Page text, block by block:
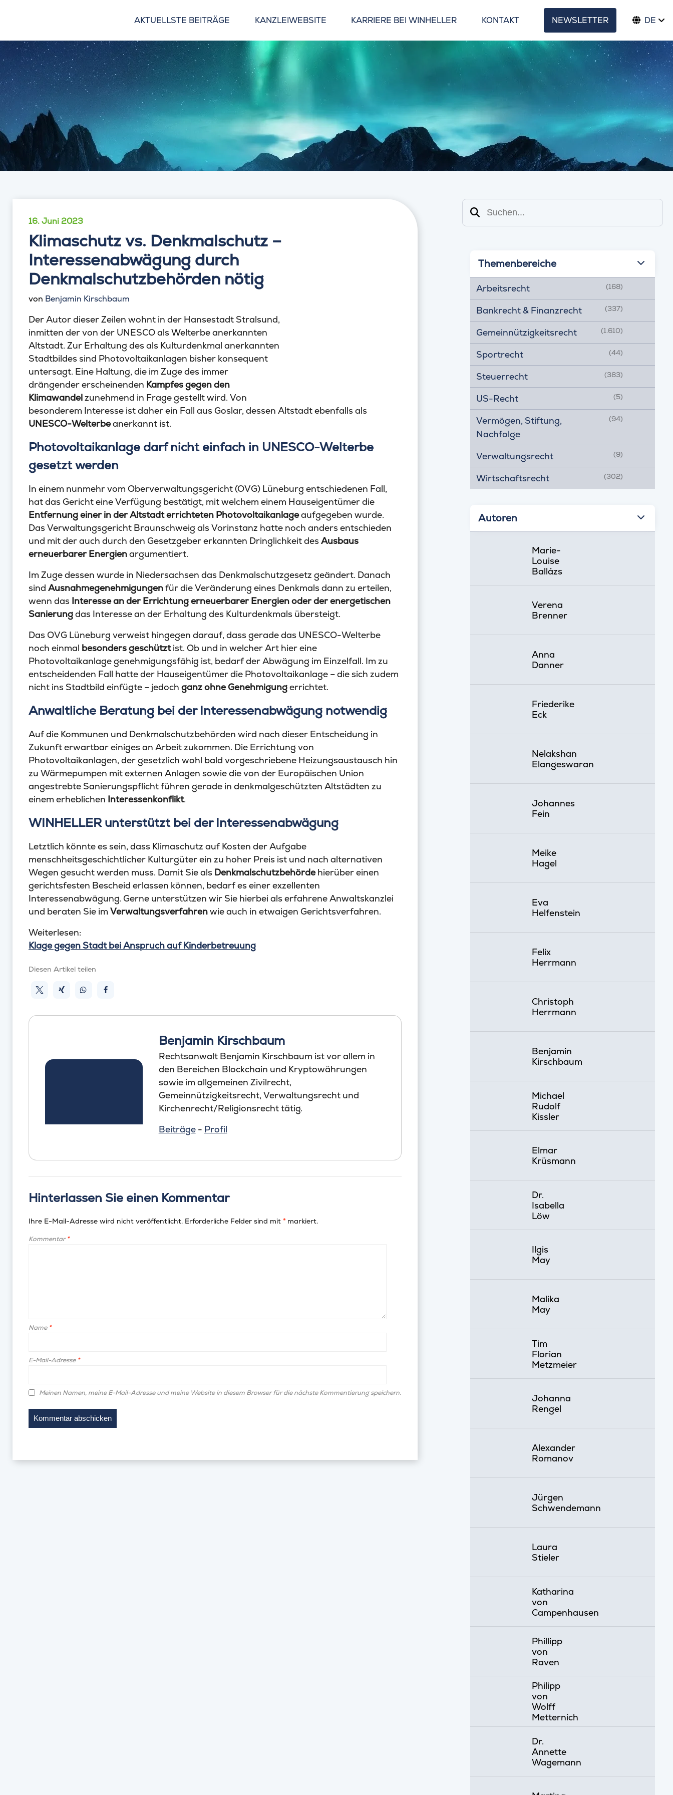
AKTUELLSTE BEITRÄGE KANZLEIWEBSITE KARRIERE BEI WINHELLER KONTAKT NEWSLETTER DE
16. Juni 2023
Klimaschutz vs. Denkmalschutz –
Interessenabwägung durch
Denkmalschutzbehörden nötig
von Benjamin Kirschbaum
Der Autor dieser Zeilen wohnt in der Hansestadt Stralsund,
inmitten der von der UNESCO als Welterbe anerkannten
Altstadt. Zur Erhaltung des als Kulturdenkmal anerkannten
Stadtbildes sind Photovoltaikanlagen bisher konsequent
untersagt. Eine Haltung, die im Zuge des immer
drängender erscheinenden Kampfes gegen den
Klimawandelzunehmend in Frage gestellt wird. Von
besonderem Interesse ist daher ein Fall aus Goslar, dessen Altstadt ebenfalls als
UNESCO-Welterbeanerkannt ist.
Photovoltaikanlage darf nicht einfach in UNESCO-Welterbe
gesetzt werden
In einem nunmehr vom Oberverwaltungsgericht (OVG) Lüneburg entschiedenen Fall,
hat das Gericht eine Verfügung bestätigt, mit welchem einem Hauseigentümer die
Entfernung einer in der Altstadt errichteten Photovoltaikanlageaufgegeben wurde.
Das Verwaltungsgericht Braunschweig als Vorinstanz hatte noch anders entschieden
und mit der auch durch den Gesetzgeber erkannten Dringlichkeit desAusbaus
erneuerbarer Energienargumentiert.
Im Zuge dessen wurde in Niedersachsen das Denkmalschutzgesetz geändert. Danach
sind Ausnahmegenehmigungenfür die Veränderung eines Denkmals dann zu erteilen,
wenn das Interesse an der Errichtung erneuerbarer Energien oder der energetischen
Sanierungdas Interesse an der Erhaltung des Kulturdenkmals übersteigt.
Das OVG Lüneburg verweist hingegen darauf, dass gerade das UNESCO-Welterbe
noch einmal besonders geschütztist. Ob und in welcher Art hier eine
Photovoltaikanlage genehmigungsfähig ist, bedarf der Abwägung im Einzelfall. Im zu
entscheidenden Fall hatte der Hauseigentümer die Photovoltaikanlage – die sich zudem
nicht ins Stadtbild einfügte – jedoch ganz ohne Genehmigungerrichtet.
Anwaltliche Beratung bei der Interessenabwägung notwendig
Auf die Kommunen und Denkmalschutzbehörden wird nach dieser Entscheidung in
Zukunft erwartbar einiges an Arbeit zukommen. Die Errichtung von
Photovoltaikanlagen, der gesetzlich wohl bald vorgeschriebene Heizungsaustausch hin
zu Wärmepumpen mit externen Anlagen sowie die von der Europäischen Union
angestrebte Sanierungspflicht führen gerade in denkmalgeschützten Altstädten zu
einem erheblichen Interessenkonflikt.
WINHELLER unterstützt bei der Interessenabwägung
Letztlich könnte es sein, dass Klimaschutz auf Kosten der Aufgabe
menschheitsgeschichtlicher Kulturgüter ein zu hoher Preis ist und nach alternativen
Wegen gesucht werden muss. Damit Sie als Denkmalschutzbehördehierüber einen
gerichtsfesten Bescheid erlassen können, bedarf es einer exzellenten
Interessenabwägung. Gerne unterstützen wir Sie hierbei als erfahrene Anwaltskanzlei
und beraten Sie im Verwaltungsverfahrenwie auch in etwaigen Gerichtsverfahren.
Weiterlesen:
Klage gegen Stadt bei Anspruch auf Kinderbetreuung
Diesen Artikel teilen
Benjamin Kirschbaum
Rechtsanwalt Benjamin Kirschbaum ist vor allem in
den Bereichen Blockchain und Kryptowährungen
sowie im allgemeinen Zivilrecht,
Gemeinnützigkeitsrecht, Verwaltungsrecht und
Kirchenrecht/Religionsrecht tätig.
Beiträge- Profil
Hinterlassen Sie einen Kommentar
Ihre E-Mail-Adresse wird nicht veröffentlicht. Erforderliche Felder sind mit *markiert.
Kommentar*
Name *
E-Mail-Adresse *
Meinen Namen, meine E-Mail-Adresse und meine Website in diesem Browser für die nächste Kommentierung speichern.
Suchen
Themenbereiche
Arbeitsrecht (168)
Bankrecht & Finanzrecht (337)
Gemeinnützigkeitsrecht (1.610)
Sportrecht (44)
Steuerrecht (383)
US-Recht (5)
Vermögen, Stiftung,
Nachfolge
(94)
Verwaltungsrecht (9)
Wirtschaftsrecht (302)
Autoren
Marie-
Louise
Ballázs
Verena
Brenner
Anna
Danner
Friederike
Eck
Nelakshan
Elangeswaran
Johannes
Fein
Meike
Hagel
Eva
Helfenstein
Felix
Herrmann
Christoph
Herrmann
Benjamin
Kirschbaum
Michael
Rudolf
Kissler
Elmar
Krüsmann
Dr.
Isabella
Löw
Ilgis
May
Malika
May
Tim
Florian
Metzmeier
Johanna
Rengel
Alexander
Romanov
Jürgen
Schwendemann
Laura
Stieler
Katharina
von
Campenhausen
Phillipp
von
Raven
Philipp
von
Wolff
Metternich
Dr.
Annette
Wagemann